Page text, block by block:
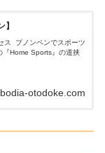
ス プノンペンでスポーツ
『Home Sports』の道挟
otodoke.com